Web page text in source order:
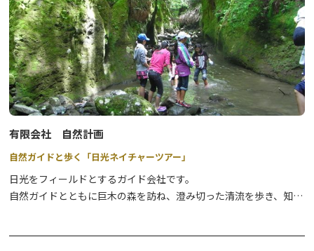
⇒詳細はこちら
●奥日光スノーシュー奥日光の原生林の中で雪を楽しむ、どなたで
も参加できる楽しいツアーです。
⇒詳細はこちら
●奥日光エアボード&スノーシュースイスで生まれ、欧州ではすで
に人気沸騰中のエアボートを楽しむツアーです。
⇒詳細はこちら
●奥日光スノーサイクリング圧雪された緩やかな雪道のサイクリン
グを楽しみながら、日光国立公園の冬の絶景を満喫するツアーで
有限会社 自然計画
自然ガイドと歩く「日光ネイチャーツアー」
日光をフィールドとするガイド会社です。
自然ガイドとともに巨木の森を訪ね、澄み切った清流を歩き、知ら